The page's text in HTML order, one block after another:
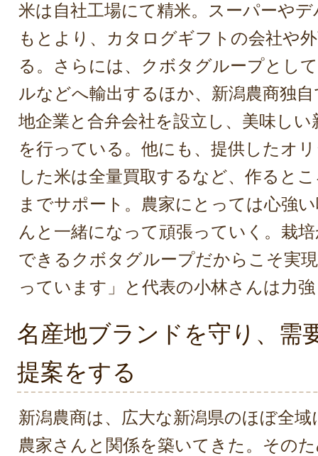
米は自社工場にて精米。スーパーや
もとより、カタログギフトの会社や
る。さらには、クボタグループとし
ルなどへ輸出するほか、新潟農商独
地企業と合弁会社を設立し、美味しい
を行っている。他にも、提供したオ
した米は全量買取するなど、作ると
までサポート。農家にとっては心強
んと一緒になって頑張っていく。栽
できるクボタグループだからこそ実
っています」と代表の小林さんは力
名産地ブランドを守り、需
提案をする
新潟農商は、広大な新潟県のほぼ全
農家さんと関係を築いてきた。その